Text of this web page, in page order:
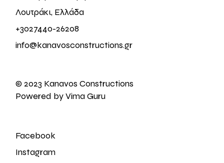
Λουτράκι, Ελλάδα
+3027440-26208
info@kanavosconstructions.gr
© 2023 Kanavos Constructions
Powered by Vima Guru
Facebook
Instagram